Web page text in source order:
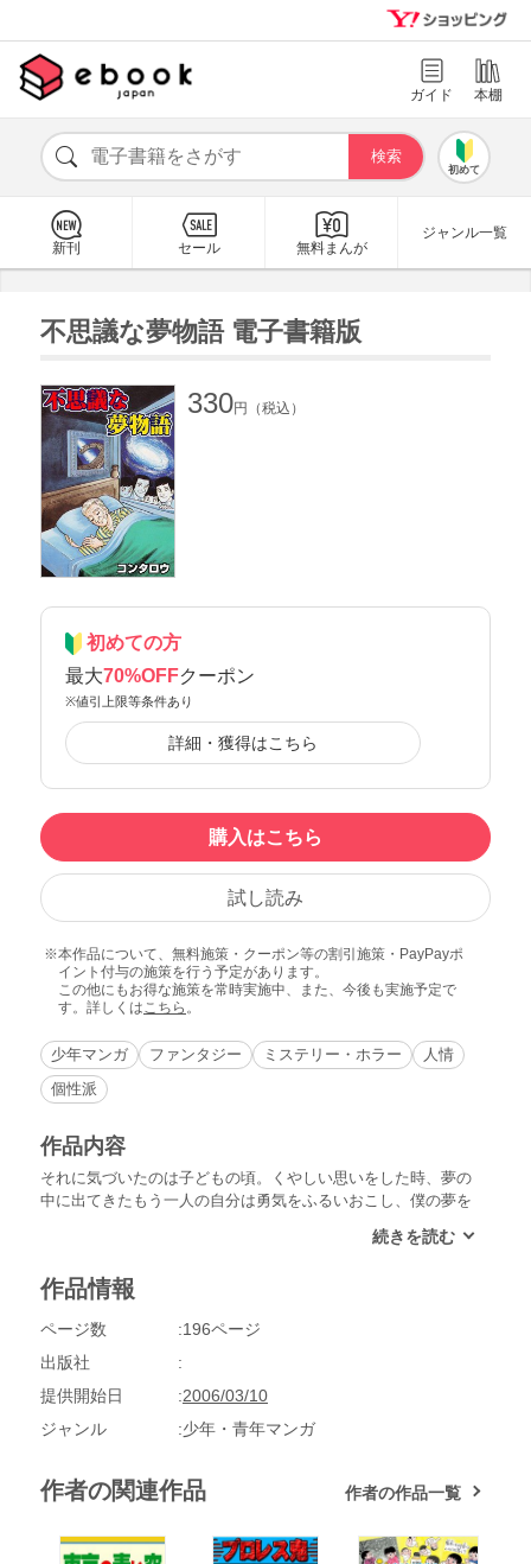
ガイド 本棚
初めて
新刊 セール 無料まんが
ジャンル一覧
不思議な夢物語 電子書籍版
330円（税込）
初めての方
最大70%OFFクーポン
※値引上限等条件あり
詳細・獲得はこちら
購入はこちら
試し読み
本作品について、無料施策・クーポン等の割引施策・PayPayポ
イント付与の施策を行う予定があります。
この他にもお得な施策を常時実施中、また、今後も実施予定で
す。詳しくはこちら 。
少年マンガ ファンタジー ミステリー・ホラー
人情
個性派
作品内容
それに気づいたのは子どもの頃。くやしい思いをした時、夢の
中に出てきたもう一人の自分は勇気をふるいおこし、僕の夢を
の僕は全然ダメなのに、夢の僕はどんどん立派になってい
作品情報
ページ数
196ページ
出版社
提供開始日
2006/03/10
ジャンル
少年・青年マンガ
作者の関連作品 作者の作品一覧